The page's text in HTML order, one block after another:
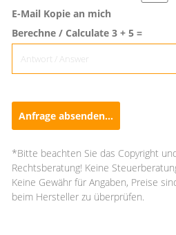
E-Mail Kopie an mich
Berechne / Calculate 3 + 5 =
Anfrage absenden...
*Bitte beachten Sie das Copyright
Rechtsberatung! Keine
Keine Gewähr für Angaben, Preise
beim Hersteller zu überprüfen.